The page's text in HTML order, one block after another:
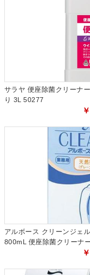
サラヤ 便座除菌クリーナ
り 3L 50277
アルボース クリーンジェ
800mL 便座除菌クリーナ